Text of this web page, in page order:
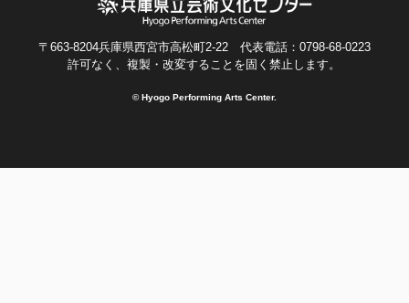
〒663-8204兵庫県西宮市高松町2-22 代表電話：0798-68-0223
許可なく、複製・改変することを固く禁止します。
© Hyogo Performing Arts Center.